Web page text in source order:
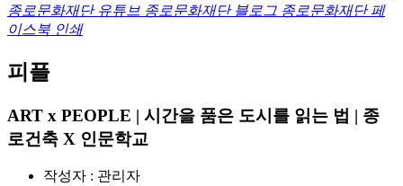
종로문화재단 유튜브 종로문화재단 블로그 종로문화재단 페
이스북 인쇄
피플
ART x PEOPLE | 시간을 품은 도시를 읽는 법 | 종
로건축 X 인문학교
작성자 : 관리자